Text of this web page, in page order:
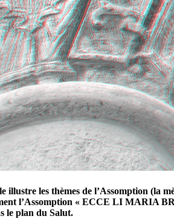
les thèmes de l’Assomption (la
l’Assomption « ECCE LI MARIA
le plan du Salut.